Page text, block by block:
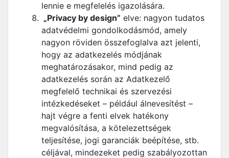
lennie e megfelelés igazolására.
„Privacy by design” elve: nagyon tudatos
adatvédelmi gondolkodásmód, amely
nagyon röviden összefoglalva azt jelenti,
hogy az adatkezelés módjának
meghatározásakor, mind pedig az
adatkezelés során az Adatkezelő
megfelelő technikai és szervezési
intézkedéseket – például álnevesítést –
hajt végre a fenti elvek hatékony
megvalósítása, a kötelezettségek
teljesítése, jogi garanciák beépítése, stb.
céljával, mindezeket pedig szabályozottan